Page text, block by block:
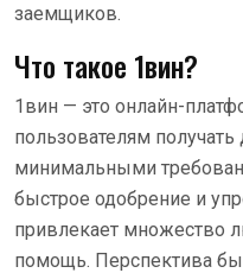
заемщиков.
Что такое 1вин?
1вин — это онлайн-
пользователям получать
минимальными
быстрое одобрение и
привлекает множество
помощь. Перспектива